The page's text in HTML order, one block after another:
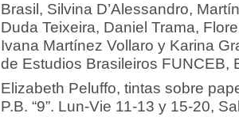
Brasil, Silvina D’Alessandro,
Duda Teixeira, Daniel Trama,
Ivana Martínez Vollaro y Karina
de Estudios Brasileiros FUNCEB,
Elizabeth Peluffo, tintas sobre
P.B. “9”. Lun-Vie 11-13 y 15-20,